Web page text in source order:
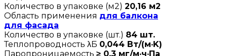
Количество в упаковке (м2) 20,16 м2
Область применения для балкона
для фасада
Количество в упаковке (шт.) 84 шт.
Теплопроводность λБ 0,044 Вт/(м·K)
Паропроницаемость ≥ 0,3 мг/м·ч·Па